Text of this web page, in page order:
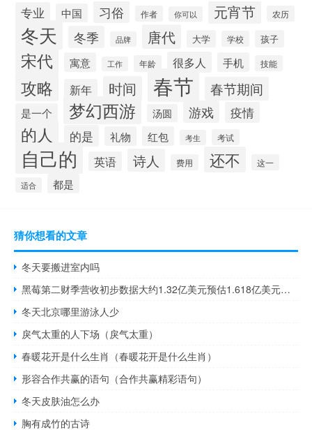
专业 中国 习俗 作者 你可以 元宵节 农历
冬天 冬季 品牌 唐代 大学 学校 孩子
宋代 寓意 工作 年龄 很多人 手机 技能
攻略 新年 时间 春节 春节期间
是一个 梦幻西游 汤圆 游戏 疫情
的人 的是 礼物 红包 考生 考试
自己的 英语 诗人 费用 还不 这一
适合 都是
猜你想看的文章
冬天要搬进室内吗
黑莓第二财季营收初步数据大约1.32亿美元预估1.618亿美元其中物联网初步收入约为4,900万美元网络安全初步收入约为8,000万美元
冬天北京哪里游泳人少
戾气太重的人下场（戾气太重）
春暖花开是什么生肖（春暖花开是什么生肖）
形容合作共赢的语句（合作共赢精彩语句）
冬天皮肤油怎么办
胸有成竹的古诗